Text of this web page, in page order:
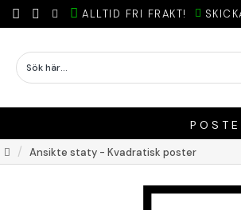
ALLTID FRI FRAKT!
Ansikte staty - Kvadratisk poster